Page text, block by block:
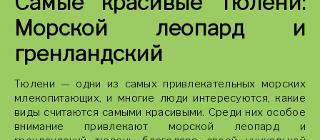
Морской леопард и
гренландский
Тюлени — одни из самых привлекательных морских
млекопитающих, и многие люди интересуются, какие
виды считаются самыми красивыми. Среди них особое
внимание привлекают морской леопард и